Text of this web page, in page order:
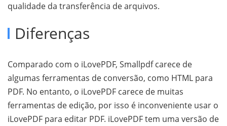
qualidade da transferência de arquivos.
Diferenças
Comparado com o iLovePDF, Smallpdf carece de
algumas ferramentas de conversão, como HTML para
PDF. No entanto, o iLovePDF carece de muitas
ferramentas de edição, por isso é inconveniente usar o
iLovePDF para editar PDF. iLovePDF tem uma versão de